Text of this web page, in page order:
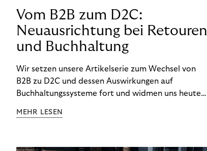
Vom B2B zum D2C:
Neuausrichtung bei Retouren
und Buchhaltung
Wir setzen unsere Artikelserie zum Wechsel von
B2B zu D2C und dessen Auswirkungen auf
Buchhaltungssysteme fort und widmen uns heute
im D2C-Bereich.
MEHR LESEN